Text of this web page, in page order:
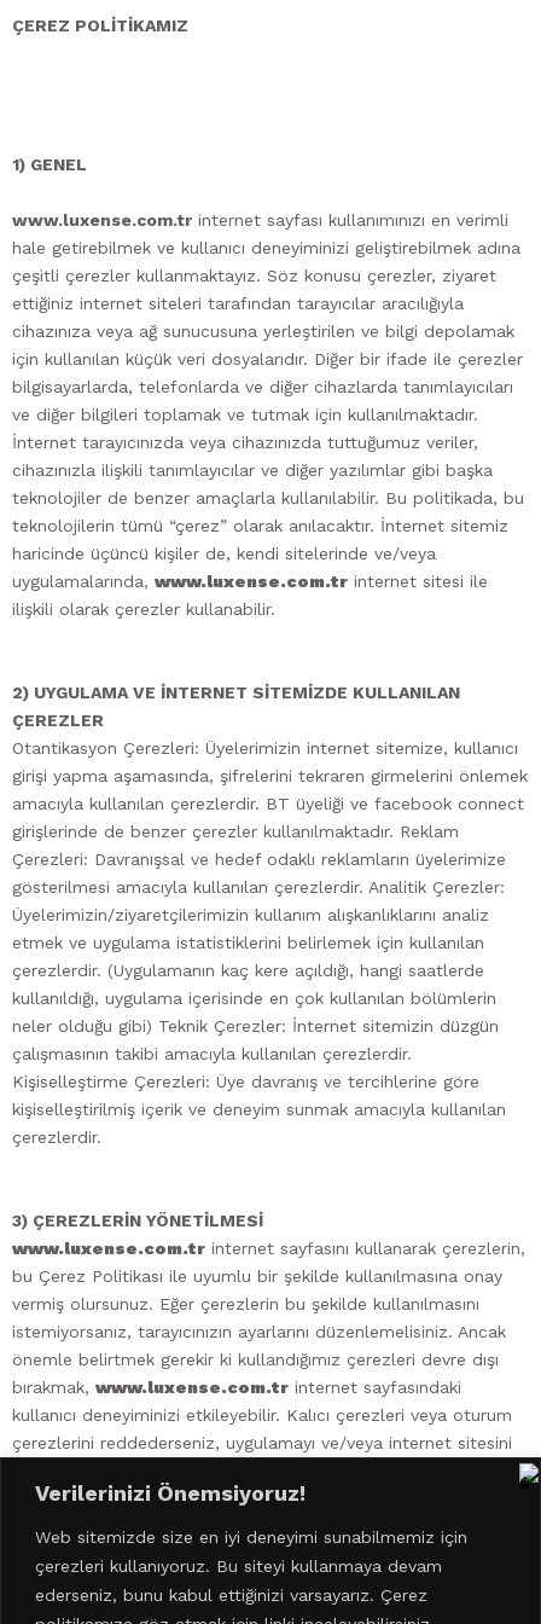
Verilerinizi Önemsiyoruz!
Web sitemizde size en iyi deneyimi sunabilmemiz için
çerezleri kullanıyoruz. Bu siteyi kullanmaya devam
ederseniz, bunu kabul ettiğinizi varsayarız. Çerez
ÇEREZ POLİTİKAMIZ
1) GENEL
www.luxense.com.tr internet sayfası kullanımınızı en verimli
hale getirebilmek ve kullanıcı deneyiminizi geliştirebilmek adına
çeşitli çerezler kullanmaktayız. Söz konusu çerezler, ziyaret
ettiğiniz internet siteleri tarafından tarayıcılar aracılığıyla
cihazınıza veya ağ sunucusuna yerleştirilen ve bilgi depolamak
için kullanılan küçük veri dosyalarıdır. Diğer bir ifade ile çerezler
bilgisayarlarda, telefonlarda ve diğer cihazlarda tanımlayıcıları
ve diğer bilgileri toplamak ve tutmak için kullanılmaktadır.
İnternet tarayıcınızda veya cihazınızda tuttuğumuz veriler,
cihazınızla ilişkili tanımlayıcılar ve diğer yazılımlar gibi başka
teknolojiler de benzer amaçlarla kullanılabilir. Bu politikada, bu
teknolojilerin tümü “çerez” olarak anılacaktır. İnternet sitemiz
haricinde üçüncü kişiler de, kendi sitelerinde ve/veya
uygulamalarında, www.luxense.com.tr internet sitesi ile
ilişkili olarak çerezler kullanabilir.
2) UYGULAMA VE İNTERNET SİTEMİZDE KULLANILAN
ÇEREZLER
Otantikasyon Çerezleri: Üyelerimizin internet sitemize, kullanıcı
girişi yapma aşamasında, şifrelerini tekraren girmelerini önlemek
amacıyla kullanılan çerezlerdir. BT üyeliği ve facebook connect
girişlerinde de benzer çerezler kullanılmaktadır. Reklam
Çerezleri: Davranışsal ve hedef odaklı reklamların üyelerimize
gösterilmesi amacıyla kullanılan çerezlerdir. Analitik Çerezler:
Üyelerimizin/ziyaretçilerimizin kullanım alışkanlıklarını analiz
etmek ve uygulama istatistiklerini belirlemek için kullanılan
çerezlerdir. (Uygulamanın kaç kere açıldığı, hangi saatlerde
kullanıldığı, uygulama içerisinde en çok kullanılan bölümlerin
neler olduğu gibi) Teknik Çerezler: İnternet sitemizin düzgün
çalışmasının takibi amacıyla kullanılan çerezlerdir.
Kişiselleştirme Çerezleri: Üye davranış ve tercihlerine göre
kişiselleştirilmiş içerik ve deneyim sunmak amacıyla kullanılan
çerezlerdir.
3) ÇEREZLERİN YÖNETİLMESİ
www.luxense.com.tr internet sayfasını kullanarak çerezlerin,
bu Çerez Politikası ile uyumlu bir şekilde kullanılmasına onay
vermiş olursunuz. Eğer çerezlerin bu şekilde kullanılmasını
istemiyorsanız, tarayıcınızın ayarlarını düzenlemelisiniz. Ancak
önemle belirtmek gerekir ki kullandığımız çerezleri devre dışı
bırakmak, www.luxense.com.tr internet sayfasındaki
kullanıcı deneyiminizi etkileyebilir. Kalıcı çerezleri veya oturum
çerezlerini reddederseniz, uygulamayı ve/veya internet sitesini
internet sitesinin tüm işlevlerine erişemeyebilirsiniz veya sınırlı
izin vermenizi tavsiye ediyoruz. Çerez kullanımı noktasında
cihaz ayarlarınızı yapabilmek adına safari tarayıcısı için